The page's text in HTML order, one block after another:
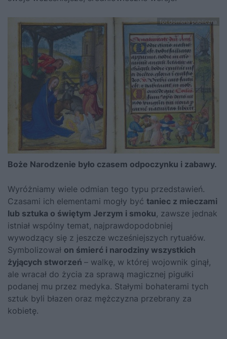
fot.domena publiczna
Boże Narodzenie było czasem odpoczynku i zabawy.
Wyróżniamy wiele odmian tego typu przedstawień.
Czasami ich elementami mogły być taniec z mieczami
lub sztuka o świętym Jerzym i smoku, zawsze jednak
istniał wspólny temat, najprawdopodobniej
wywodzący się z jeszcze wcześniejszych rytuałów.
Symbolizował on śmierć i narodziny wszystkich
żyjących stworzeń – walkę, w której wojownik ginął,
ale wracał do życia za sprawą magicznej pigułki
podanej mu przez medyka. Stałymi bohaterami tych
sztuk byli błazen oraz mężczyzna przebrany za
kobietę.